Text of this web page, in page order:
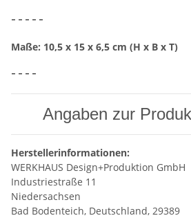
– – – – –
Maße: 10,5 x 15 x 6,5 cm (H x B x T)
– – – –
Angaben zur
Herstellerinformationen:
WERKHAUS Design+Produktion GmbH
Industriestraße 11
Niedersachsen
Bad Bodenteich, Deutschland, 29389